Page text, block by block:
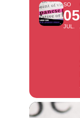
SO
05
JUL.